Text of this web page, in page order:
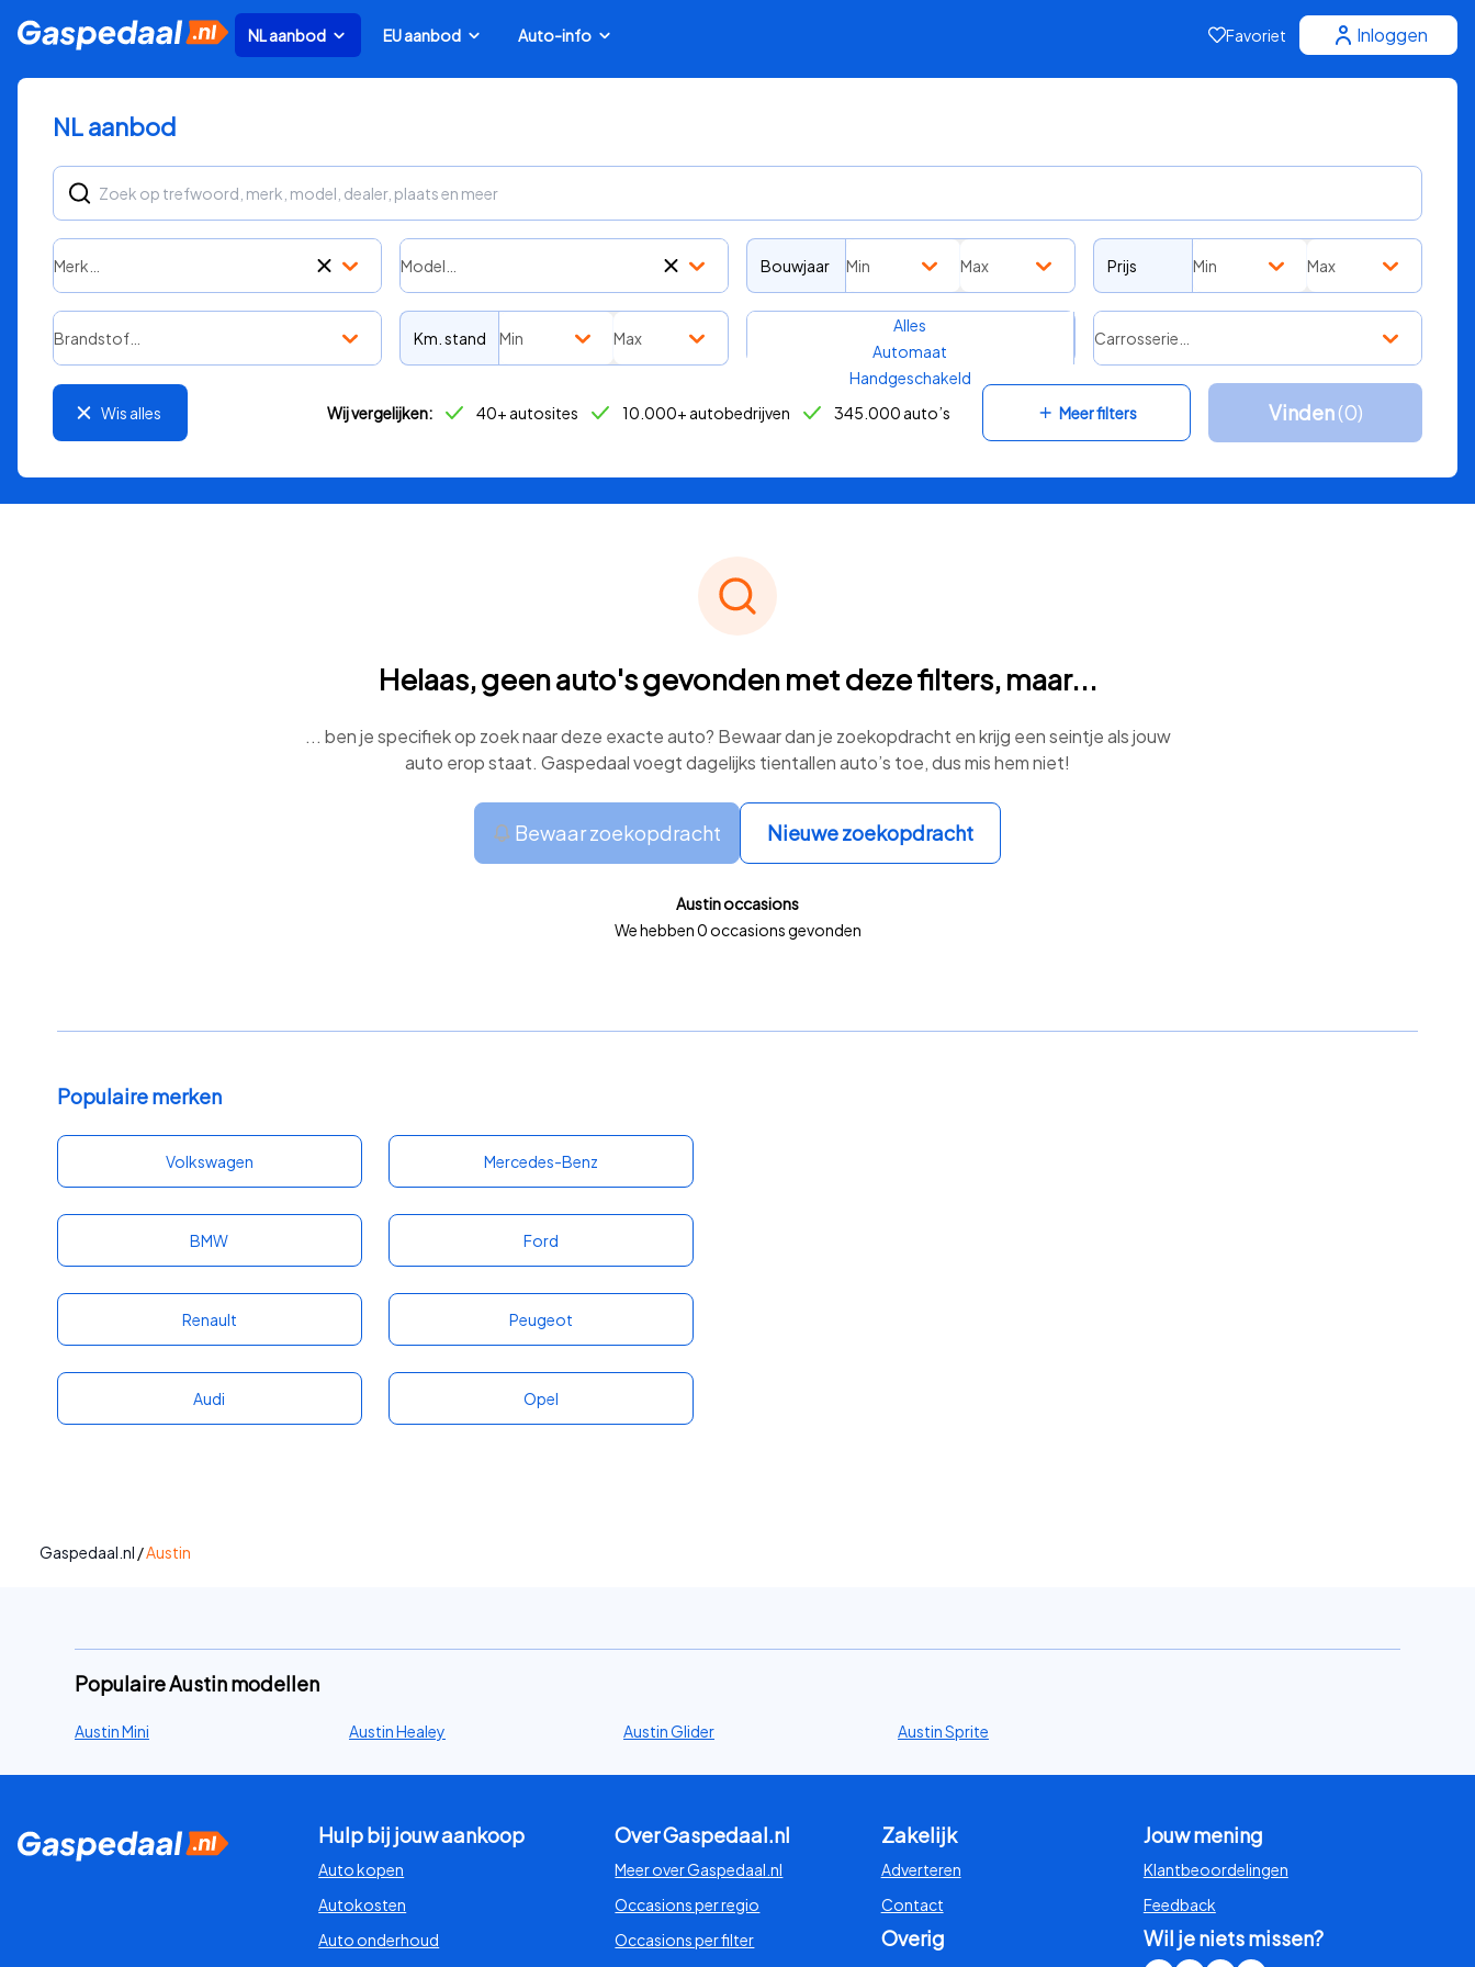
NL aanbod EU aanbod Auto-info Favoriet Inloggen
NL aanbod
Merk… Model… Bouwjaar Min Max Prijs Min Max
Brandstof… Km. stand Min Max
Transmissie
Alles
Automaat
Handgeschakeld
Carrosserie…
Meer filters
Wis alles Vinden(0)
Wij vergelijken: 40+ autosites 10.000+ autobedrijven 345.000 auto’s
Helaas, geen auto's gevonden met deze filters, maar...
... ben je specifiek op zoek naar deze exacte auto? Bewaar dan je zoekopdracht en krijg een seintje als jouw
auto erop staat. Gaspedaal voegt dagelijks tientallen auto’s toe, dus mis hem niet!
Bewaar zoekopdracht Nieuwe zoekopdracht
Austin occasions
We hebben 0 occasions gevonden
Populaire merken
Volkswagen Mercedes-Benz
BMW Ford
Renault Peugeot
Audi Opel
Gaspedaal.nl /Austin
Populaire Austin modellen
Austin Mini Austin Healey Austin Glider Austin Sprite
Hulp bij jouw aankoop
Auto kopen
Autokosten
Auto onderhoud
Over Gaspedaal.nl
Meer over Gaspedaal.nl
Occasions per regio
Occasions per filter
Zakelijk
Adverteren
Contact
Overig
Jouw mening
Klantbeoordelingen
Feedback
Wil je niets missen?